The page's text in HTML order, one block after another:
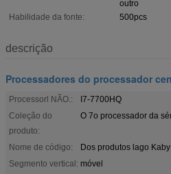
outro
Habilidade da fonte:
500pcs
descrição
Processadores do processador
Processorl NÃO.:
I7-7700HQ
Coleção do
produto:
O 7o processador da
Nome de código:
Dos produtos lago
Segmento vertical: móvel